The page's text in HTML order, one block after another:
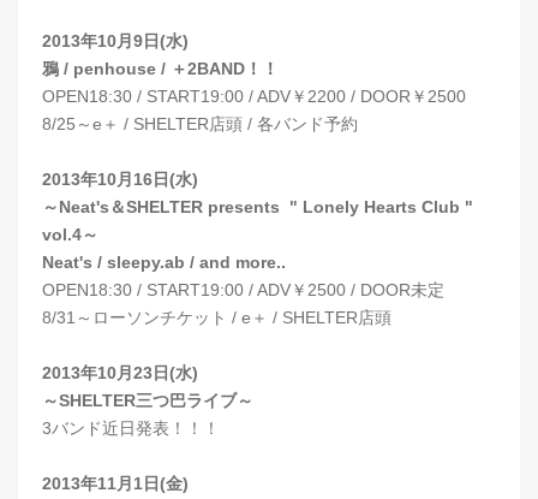
2013年10月9日(水)
鴉 / penhouse / ＋2BAND！！
OPEN18:30 / START19:00 / ADV￥2200 / DOOR￥2500
8/25～e＋ / SHELTER店頭 / 各バンド予約
2013年10月16日(水)
～Neat's＆SHELTER presents " Lonely Hearts Club "
vol.4～
Neat's / sleepy.ab / and more..
OPEN18:30 / START19:00 / ADV￥2500 / DOOR未定
8/31～ローソンチケット / e＋ / SHELTER店頭
2013年10月23日(水)
～SHELTER三つ巴ライブ～
3バンド近日発表！！！
2013年11月1日(金)